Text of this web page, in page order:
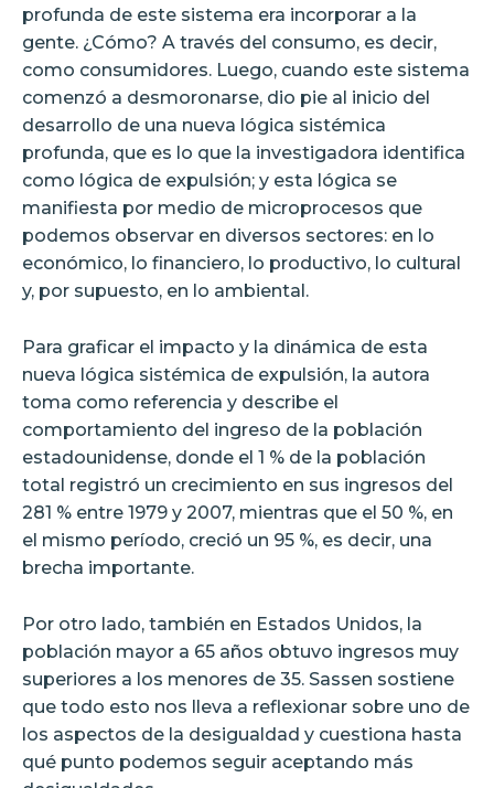
profunda de este sistema era incorporar a la
gente. ¿Cómo? A través del consumo, es decir,
como consumidores. Luego, cuando este sistema
comenzó a desmoronarse, dio pie al inicio del
desarrollo de una nueva lógica sistémica
profunda, que es lo que la investigadora identifica
como lógica de expulsión; y esta lógica se
manifiesta por medio de microprocesos que
podemos observar en diversos sectores: en lo
económico, lo financiero, lo productivo, lo cultural
y, por supuesto, en lo ambiental.
Para graficar el impacto y la dinámica de esta
nueva lógica sistémica de expulsión, la autora
toma como referencia y describe el
comportamiento del ingreso de la población
estadounidense, donde el 1 % de la población
total registró un crecimiento en sus ingresos del
281 % entre 1979 y 2007, mientras que el 50 %, en
el mismo período, creció un 95 %, es decir, una
brecha importante.
Por otro lado, también en Estados Unidos, la
población mayor a 65 años obtuvo ingresos muy
superiores a los menores de 35. Sassen sostiene
que todo esto nos lleva a reflexionar sobre uno de
los aspectos de la desigualdad y cuestiona hasta
qué punto podemos seguir aceptando más